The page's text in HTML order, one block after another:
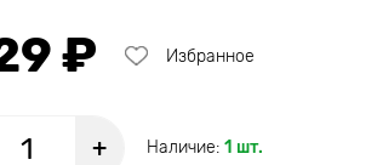
₽ Избранное
+ Наличие: 1 шт.